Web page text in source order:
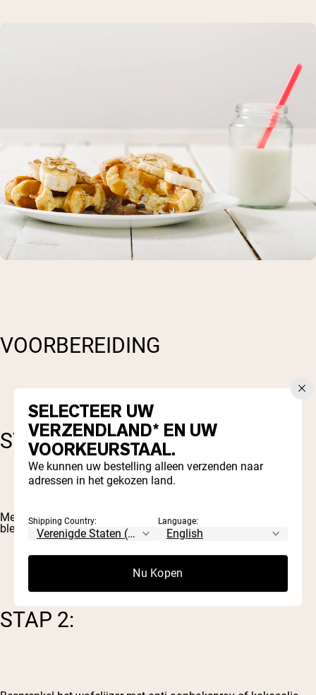
VOORBEREIDING
STAP 1:
Meng alle ingrediënten samen met de hand of met een
blender/keukenmachine.
STAP 2:
SELECTEER UW
VERZENDLAND* EN UW
VOORKEURSTAAL.
We kunnen uw bestelling alleen verzenden naar
adressen in het gekozen land.
Shipping Country: Language:
Nu Kopen